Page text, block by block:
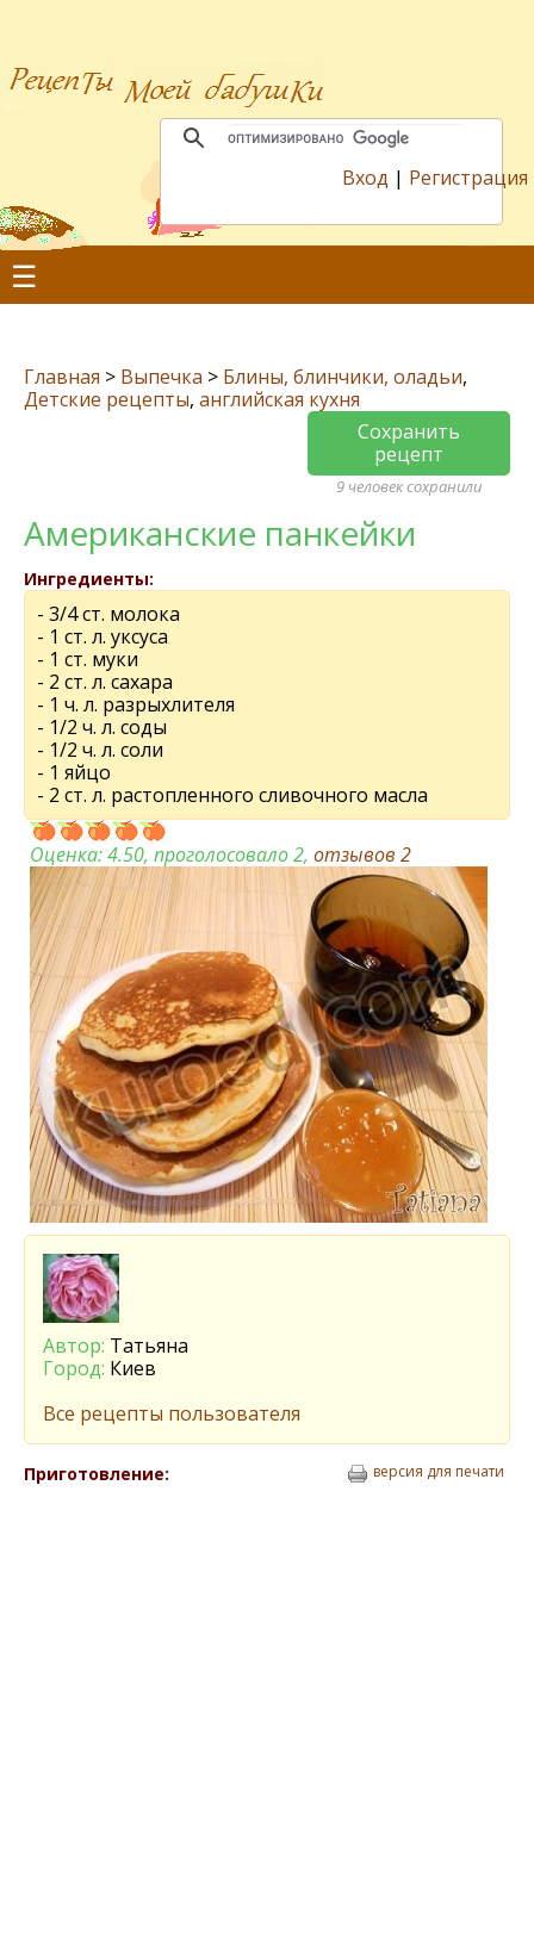
Вход | Регистрация
☰
Главная > Выпечка > Блины, блинчики, оладьи,
Детские рецепты, английская кухня
Сохранить
рецепт
9 человек сохранили
Американские панкейки
Ингредиенты:
- 3/4 ст. молока
- 1 ст. л. уксуса
- 1 ст. муки
- 2 ст. л. сахара
- 1 ч. л. разрыхлителя
- 1/2 ч. л. соды
- 1/2 ч. л. соли
- 1 яйцо
- 2 ст. л. растопленного сливочного масла
Оценка:4.50, проголосовало 2, отзывов 2
Автор: Татьяна
Город: Киев
Все рецепты пользователя
Приготовление: версия для печати